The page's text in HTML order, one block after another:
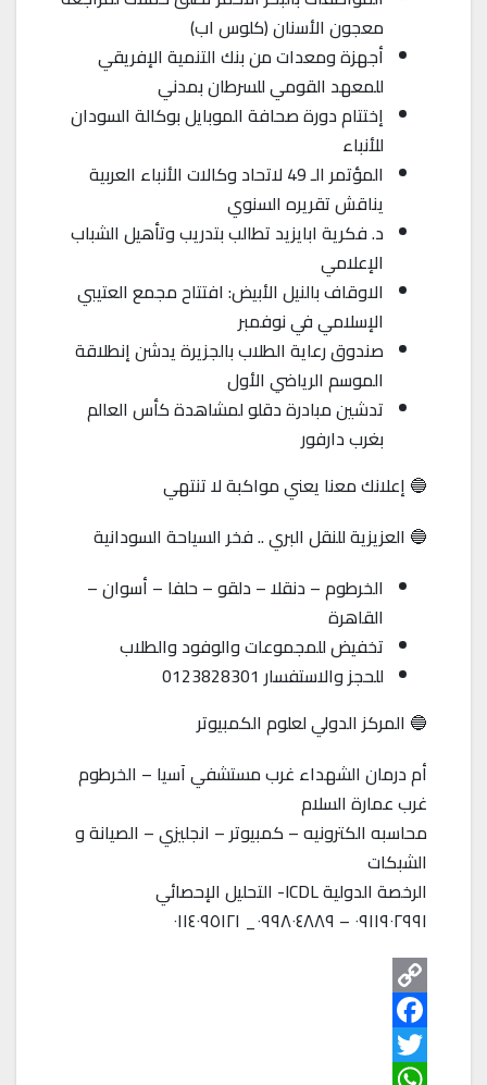
معجون الأسنان (كلوس اب)
أجهزة ومعدات من بنك التنمية الإفريقي
للمعهد القومي للسرطان بمدني
إختتام دورة صحافة الموبايل بوكالة السودان
للأنباء
المؤتمر الـ 49 لاتحاد وكالات الأنباء العربية
يناقش تقريره السنوي
د. فكرية ابايزيد تطالب بتدريب وتأهيل الشباب
الإعلامي
الاوقاف بالنيل الأبيض: افتتاح مجمع العتيبي
الإسلامي في نوفمبر
صندوق رعاية الطلاب بالجزيرة يدشن إنطلاقة
الموسم الرياضي الأول
تدشين مبادرة دقلو لمشاهدة كأس العالم
بغرب دارفور
🔵 إعلانك معنا يعني مواكبة لا تنتهي
🔵 العزيزية للنقل البري .. فخر السياحة السودانية
الخرطوم – دنقلا – دلقو – حلفا – أسوان –
القاهرة
تخفيض للمجموعات والوفود والطلاب
للحجز والاستفسار 0123828301
🔵 المركز الدولي لعلوم الكمبيوتر
أم درمان الشهداء غرب مستشفي آسيا – الخرطوم
غرب عمارة السلام
محاسبه الكترونيه – كمبيوتر – انجليزي – الصيانة و
الشبكات
الرخصة الدولية ICDL- التحليل الإحصائي
٠٩١١٩٠٢٩٩١ – ٠٩٩٨٠٤٨٨٩_ ٠١١٤٠٩٥١٢١
C
o
F